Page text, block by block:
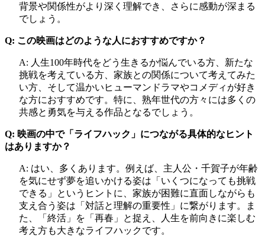
背景や関係性がより深く理解でき、さらに感動が深まる
でしょう。
Q: この映画はどのような人におすすめですか？
A: 人生100年時代をどう生きるか悩んでいる方、新たな
挑戦を考えている方、家族との関係について考えてみた
い方、そして温かいヒューマンドラマやコメディが好き
な方におすすめです。特に、熟年世代の方々には多くの
共感と勇気を与える作品となるでしょう。
Q: 映画の中で「ライフハック」につながる具体的なヒント
はありますか？
A: はい、多くあります。例えば、主人公・千賀子が年齢
を気にせず夢を追いかける姿は「いくつになっても挑戦
できる」というヒントに、家族が困難に直面しながらも
支え合う姿は「対話と理解の重要性」に繋がります。ま
た、「終活」を「再春」と捉え、人生を前向きに楽しむ
考え方も大きなライフハックです。